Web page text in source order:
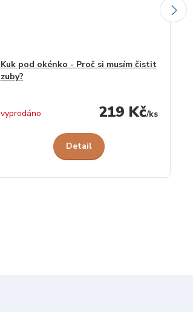
Kuk pod okénko - Proč si musím čistit
zuby?
219 Kč/ks
vyprodáno
Detail